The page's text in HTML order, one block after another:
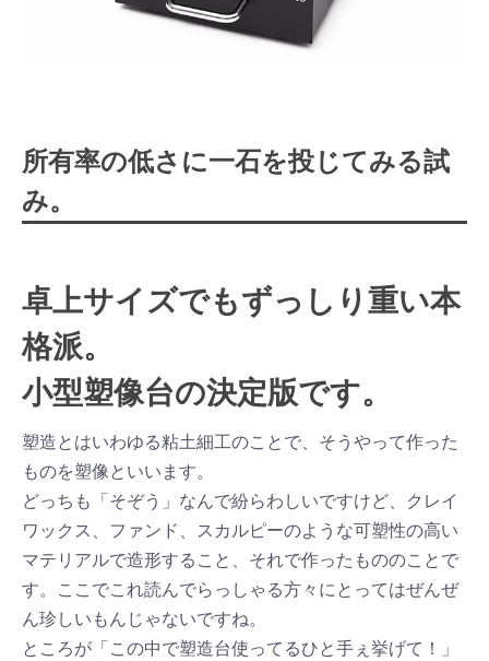
所有率の低さに一石を投じてみる試
み。
卓上サイズでもずっしり重い本
格派。
小型塑像台の決定版です。
塑造とはいわゆる粘土細工のことで、そうやって作った
ものを塑像といいます。
どっちも「そぞう」なんで紛らわしいですけど、クレイ
ワックス、ファンド、スカルピーのような可塑性の高い
マテリアルで造形すること、それで作ったもののことで
す。ここでこれ読んでらっしゃる方々にとってはぜんぜ
ん珍しいもんじゃないですね。
ところが「この中で塑造台使ってるひと手ぇ挙げて！」